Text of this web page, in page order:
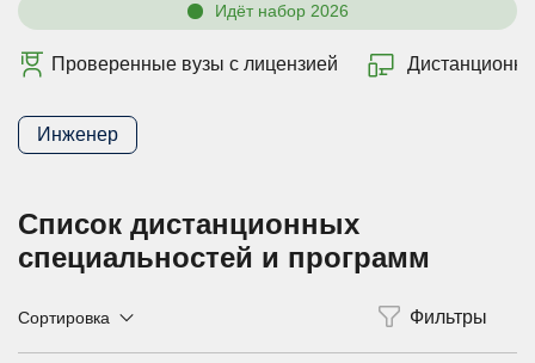
Идёт набор 2026
Проверенные вузы с лицензией Дистанционно
Инженер
Список дистанционных
специальностей и программ
Сортировка